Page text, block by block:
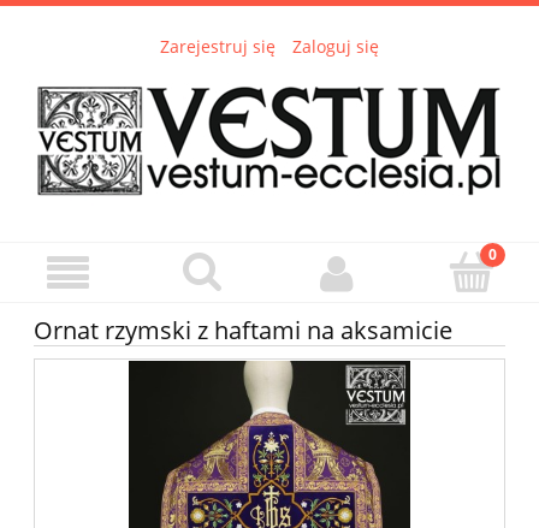
Zarejestruj się Zaloguj się
Ornat rzymski z haftami na aksamicie